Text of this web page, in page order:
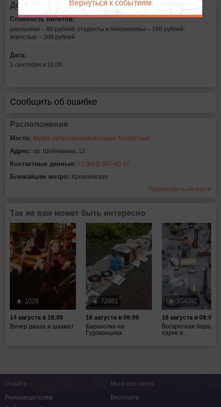
Дополнительная информация
Стоимость билетов:
школьники – 80 рублей; студенты и пенсионеры – 100 рублей;
взрослые – 200 рублей
Дата:
1 сентября в 11:00
Сообщить об ошибке
Расположение
Место: Музей естественной истории Татарстана
Адрес: пр. Шейнкмана, 12
Контактные данные: +7 (843) 567-80-37
Ближайшее метро: Кремлёвская
Просмотреть на карте
Так же вам может быть интересно
1028
14 августа в 18:00
Вечер джаза и шахмат
72981
16 августа в 08:00
Барахолка на
Гудованцева
154392
16 августа в 08:00
Воскресная
парке и...
О сайте
Рекламодателям
Мы в соц. сетях
Вконтакте